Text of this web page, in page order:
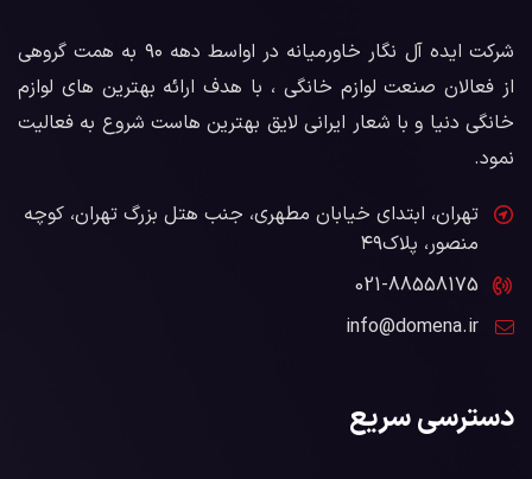
شرکت ایده آل نگار خاورمیانه در اواسط دهه ۹۰ به همت گروهی
از فعالان صنعت لوازم خانگی ، با هدف ارائه بهترین های لوازم
خانگی دنیا و با شعار ایرانی لایق بهترین هاست شروع به فعالیت
نمود.
تهران، ابتدای خیابان مطهری، جنب هتل بزرگ تهران، کوچه
منصور، پلاک۴۹
021-88558175
info@domena.ir
دسترسی سریع